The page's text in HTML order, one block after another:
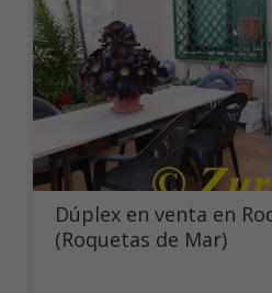
Dúplex en venta en
(Roquetas de Mar)